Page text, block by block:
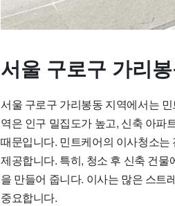
서울 구로구 가리
서울 구로구 가리봉동 지역에서는
역은 인구 밀집도가 높고, 신축 아파
때문입니다. 민트케어의 이사청소
제공합니다. 특히, 청소 후 신축 건
을 만들어 줍니다. 이사는 많은 스트
중요합니다.